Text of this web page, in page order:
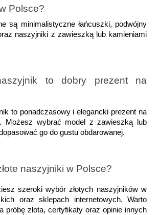
Polsce?
są minimalistyczne łańcuszki, podwójny
naszyjniki z zawieszką lub kamieniami
to dobry prezent na
to ponadczasowy i elegancki prezent na
Możesz wybrać model z zawieszką lub
go do gustu obdarowanej.
naszyjniki w Polsce?
szeroki wybór złotych naszyjników w
oraz sklepach internetowych. Warto
próbę złota, certyfikaty oraz opinie innych